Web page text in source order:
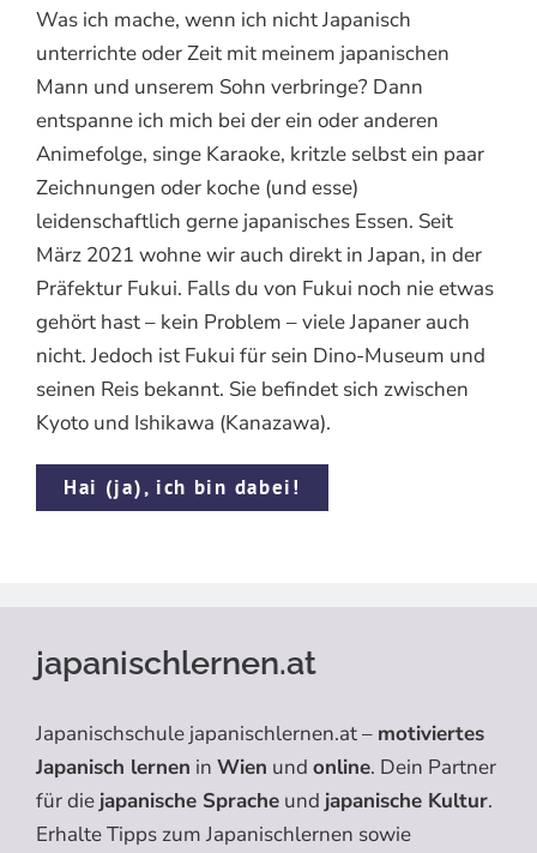
Was ich mache, wenn ich nicht Japanisch
unterrichte oder Zeit mit meinem japanischen
Mann und unserem Sohn verbringe? Dann
entspanne ich mich bei der ein oder anderen
Animefolge, singe Karaoke, kritzle selbst ein paar
Zeichnungen oder koche (und esse)
leidenschaftlich gerne japanisches Essen. Seit
März 2021 wohne wir auch direkt in Japan, in der
Präfektur Fukui. Falls du von Fukui noch nie etwas
gehört hast – kein Problem – viele Japaner auch
nicht. Jedoch ist Fukui für sein Dino-Museum und
seinen Reis bekannt. Sie befindet sich zwischen
Kyoto und Ishikawa (Kanazawa).
Hai (ja), ich bin dabei!
japanischlernen.at
Japanischschule japanischlernen.at – motiviertes
Japanisch lernen in Wien und online. Dein Partner
für die japanische Sprache und japanische Kultur.
Erhalte Tipps zum Japanischlernen sowie